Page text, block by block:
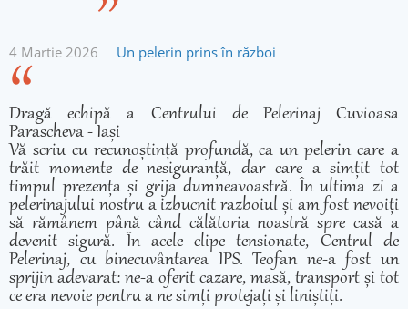
4 Martie 2026 Un pelerin prins în război
Dragă echipă a Centrului de Pelerinaj Cuvioasa
Parascheva - Iași
Vă scriu cu recunoștință profundă, ca un pelerin care a
trăit momente de nesiguranță, dar care a simțit tot
timpul prezența și grija dumneavoastră. În ultima zi a
pelerinajului nostru a izbucnit razboiul și am fost nevoiți
să rămânem până când călătoria noastră spre casă a
devenit sigură. În acele clipe tensionate, Centrul de
Pelerinaj, cu binecuvântarea IPS. Teofan ne-a fost un
sprijin adevarat: ne-a oferit cazare, masă, transport și tot
ce era nevoie pentru a ne simți protejați și liniștiți.